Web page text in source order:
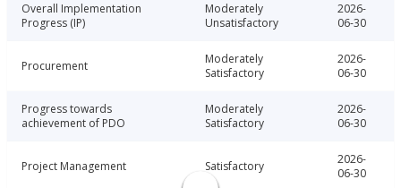
Overall Implementation
Progress (IP)
Moderately
Unsatisfactory
2026-
06-30
Procurement
Moderately
Satisfactory
2026-
06-30
Progress towards
achievement of PDO
Moderately
Satisfactory
2026-
06-30
Project Management Satisfactory
2026-
06-30